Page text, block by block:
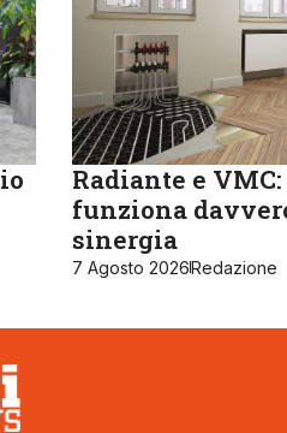
Radiante e
funziona
sinergia
7 Agosto 2026Redazione